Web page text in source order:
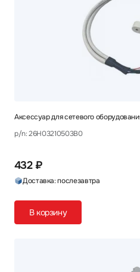
Аксессуар для сетевого
p/n: 26H03210503B0
432 ₽
Доставка: послезавтра
В корзину